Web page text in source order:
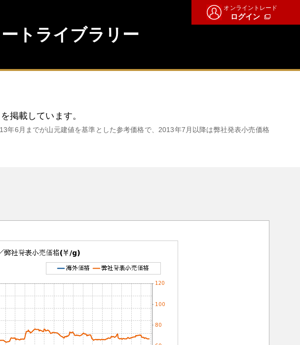
オンライントレード
ログイン
トライブラリー
掲載しています。
年6月までが山元建値を基準とした参考価格で、2013年7月以降は弊社発表小売価格